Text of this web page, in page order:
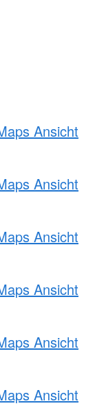
Ansicht
Ansicht
Ansicht
Ansicht
Ansicht
Ansicht